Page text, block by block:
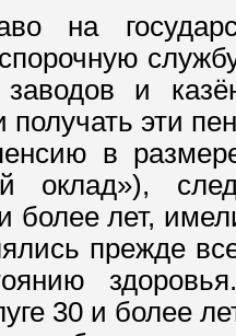
на
и
получать эти
в
оклад»),
более лет,
прежде
30 и более